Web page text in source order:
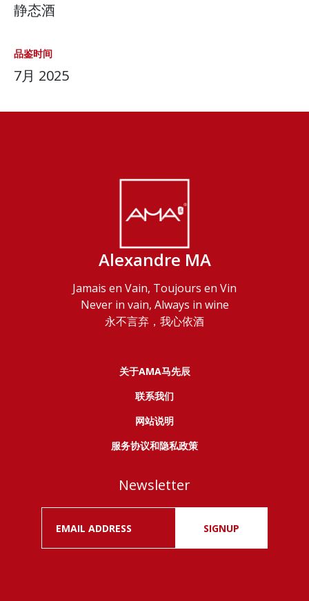
静态酒
品鉴时间
7月 2025
Alexandre MA
Jamais en Vain, Toujours en Vin
Never in vain, Always in wine
永不言弃，我心依酒
关于AMA马先辰
联系我们
网站说明
服务协议和隐私政策
Newsletter
SIGNUP